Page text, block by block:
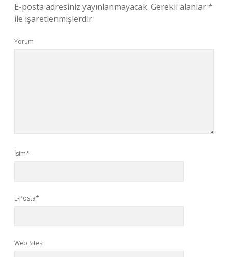
E-posta adresiniz yayınlanmayacak. Gerekli alanlar*
ile işaretlenmişlerdir
Yorum
İsim*
E-Posta*
Web Sitesi